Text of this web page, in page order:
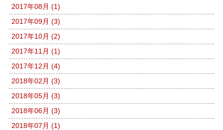
2017年08月 (1)
2017年09月 (3)
2017年10月 (2)
2017年11月 (1)
2017年12月 (4)
2018年02月 (3)
2018年05月 (3)
2018年06月 (3)
2018年07月 (1)